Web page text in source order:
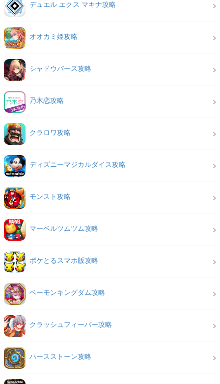
デュエル エクス マキナ攻略
オオカミ姫攻略
シャドウバース攻略
乃木恋攻略
クラロワ攻略
ディズニーマジカルダイス攻略
モンスト攻略
マーベルツムツム攻略
ポケとるスマホ版攻略
ベーモンキングダム攻略
クラッシュフィーバー攻略
ハースストーン攻略